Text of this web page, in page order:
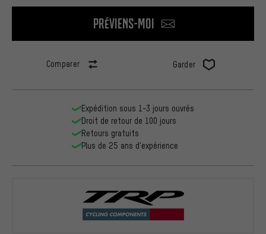
Préviens-moi
Comparer Garder
Expédition sous 1-3 jours ouvrés
Droit de retour de 100 jours
Retours gratuits
Plus de 25 ans d'expérience